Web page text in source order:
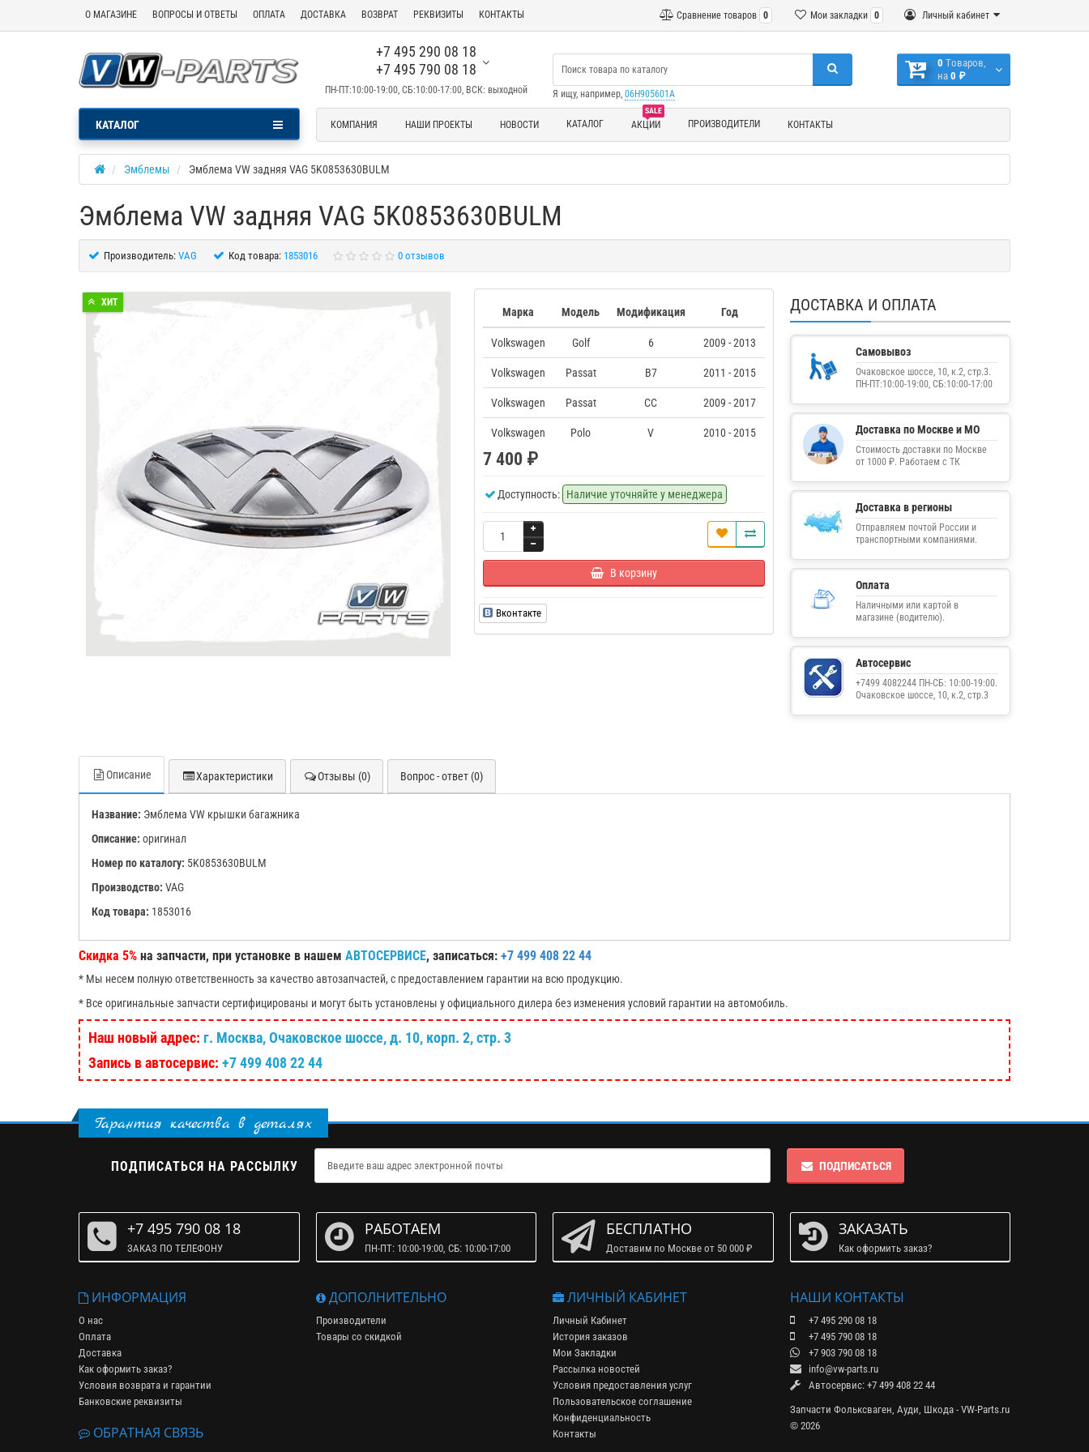
О МАГАЗИНЕ ВОПРОСЫ И ОТВЕТЫ ОПЛАТА ДОСТАВКА ВОЗВРАТ РЕКВИЗИТЫ КОНТАКТЫ Личный кабинет
Мои закладки 0
Сравнение товаров 0
+7 495 290 08 18
+7 495 790 08 18
ПН-ПТ:10:00-19:00, СБ:10:00-17:00, ВСК: выходной
0 Tоваров,
на 0 ₽
Я ищу, например, 06H905601A
КАТАЛОГ КОМПАНИЯ НАШИ ПРОЕКТЫ НОВОСТИ КАТАЛОГ
SALE
АКЦИИ ПРОИЗВОДИТЕЛИ КОНТАКТЫ
Эмблемы Эмблема VW задняя VAG 5K0853630BULM
Эмблема VW задняя VAG 5K0853630BULM
Производитель: VAG Код товара: 1853016 0 отзывов
ХИТ
Марка Модель Модификация Год
Volkswagen Golf 6 2009 - 2013
Volkswagen Passat B7 2011 - 2015
Volkswagen Passat CC 2009 - 2017
Volkswagen Polo V 2010 - 2015
7 400 ₽
Доступность: Наличие уточняйте у менеджера
В корзину
Вконтакте
ДОСТАВКА И ОПЛАТА
Самовывоз
Очаковское шоссе, 10, к.2, стр.3.
ПН-ПТ:10:00-19:00, СБ:10:00-17:00
Доставка по Москве и МО
Стоимость доставки по Москве
от 1000 ₽. Работаем с ТК
Доставка в регионы
Отправляем почтой России и
транспортными компаниями.
Оплата
Наличными или картой в
магазине (водителю).
Автосервис
+7499 4082244 ПН-СБ: 10:00-19:00.
Очаковское шоссе, 10, к.2, стр.3
Описание Характеристики Отзывы (0) Вопрос - ответ (0)
Название: Эмблема VW крышки багажника
Описание: оригинал
Номер по каталогу: 5K0853630BULM
Производство: VAG
Код товара: 1853016
Скидка 5% на запчасти, при установке в нашем АВТОСЕРВИСЕ, записаться: +7 499 408 22 44
* Мы несем полную ответственность за качество автозапчастей, с предоставлением гарантии на всю продукцию.
* Все оригинальные запчасти сертифицированы и могут быть установлены у официального дилера без изменения условий гарантии на автомобиль.
Наш новый адрес: г. Москва, Очаковское шоссе, д. 10, корп. 2, стр. 3
Запись в автосервис: +7 499 408 22 44
Гарантия качества в деталях
ПОДПИСАТЬСЯ НА РАССЫЛКУ ПОДПИСАТЬСЯ
+7 495 790 08 18
ЗАКАЗ ПО ТЕЛЕФОНУ
РАБОТАЕМ
ПН-ПТ: 10:00-19:00, СБ: 10:00-17:00
БЕСПЛАТНО
Доставим по Москве от 50 000 ₽
ЗАКАЗАТЬ
Как оформить заказ?
ИНФОРМАЦИЯ
О нас
Оплата
Доставка
Как оформить заказ?
Условия возврата и гарантии
Банковские реквизиты
ОБРАТНАЯ СВЯЗЬ
ДОПОЛНИТЕЛЬНО
Производители
Товары со скидкой
ЛИЧНЫЙ КАБИНЕТ
Личный Кабинет
История заказов
Мои Закладки
Рассылка новостей
Условия предоставления услуг
Пользовательское соглашение
Конфиденциальность
Контакты
НАШИ КОНТАКТЫ
+7 495 290 08 18
+7 495 790 08 18
+7 903 790 08 18
info@vw-parts.ru
Автосервис: +7 499 408 22 44
Запчасти Фольксваген, Ауди, Шкода - VW-Parts.ru
© 2026